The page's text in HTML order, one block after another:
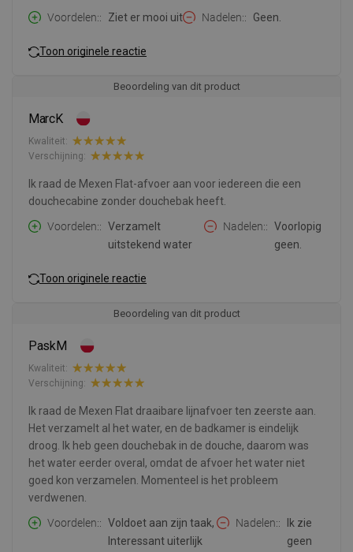
Voordelen:
Ziet er mooi uit Nadelen: Geen.
Toon originele reactie
Beoordeling van dit product
MarcK
Kwaliteit:
Verschijning:
Ik raad de Mexen Flat-afvoer aan voor iedereen die een
douchecabine zonder douchebak heeft.
Voordelen:
Verzamelt
uitstekend water
Nadelen:
Voorlopig
geen.
Toon originele reactie
Beoordeling van dit product
PaskM
Kwaliteit:
Verschijning:
Ik raad de Mexen Flat draaibare lijnafvoer ten zeerste aan.
Het verzamelt al het water, en de badkamer is eindelijk
droog. Ik heb geen douchebak in de douche, daarom was
het water eerder overal, omdat de afvoer het water niet
goed kon verzamelen. Momenteel is het probleem
verdwenen.
Voordelen:
Voldoet aan zijn taak,
Interessant uiterlijk
Nadelen:
Ik zie
geen